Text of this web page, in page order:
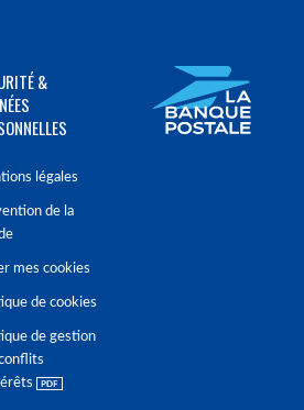
&
légales
de la
mes cookies
de cookies
de gestion